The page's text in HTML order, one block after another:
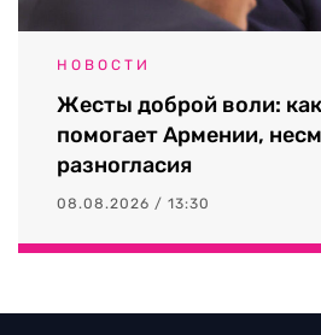
НОВОСТИ
Жесты доброй воли:
помогает Армении,
разногласия
08.08.2026 / 13:30